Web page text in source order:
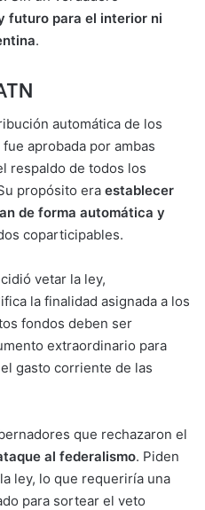
futuro para el interior ni
.
automática de los
aprobada por ambas
respaldo de todos los
propósito era establecer
de forma automática y
coparticipables.
vetar la ley,
la finalidad asignada a los
fondos deben ser
extraordinario para
gasto corriente de las
que rechazaron el
al federalismo. Piden
ley, lo que requeriría una
para sortear el veto